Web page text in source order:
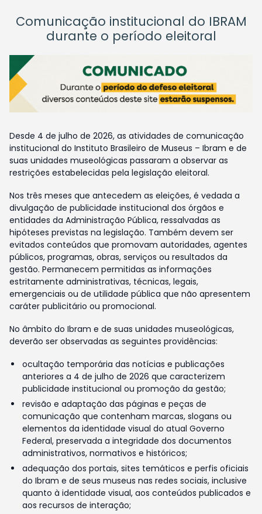
Comunicação institucional do IBRAM
durante o período eleitoral
Desde 4 de julho de 2026, as atividades de comunicação
institucional do Instituto Brasileiro de Museus – Ibram e de
suas unidades museológicas passaram a observar as
restrições estabelecidas pela legislação eleitoral.
Nos três meses que antecedem as eleições, é vedada a
divulgação de publicidade institucional dos órgãos e
entidades da Administração Pública, ressalvadas as
hipóteses previstas na legislação. Também devem ser
evitados conteúdos que promovam autoridades, agentes
públicos, programas, obras, serviços ou resultados da
gestão. Permanecem permitidas as informações
estritamente administrativas, técnicas, legais,
emergenciais ou de utilidade pública que não apresentem
caráter publicitário ou promocional.
No âmbito do Ibram e de suas unidades museológicas,
deverão ser observadas as seguintes providências:
ocultação temporária das notícias e publicações
anteriores a 4 de julho de 2026 que caracterizem
publicidade institucional ou promoção da gestão;
revisão e adaptação das páginas e peças de
comunicação que contenham marcas, slogans ou
elementos da identidade visual do atual Governo
Federal, preservada a integridade dos documentos
administrativos, normativos e históricos;
adequação dos portais, sites temáticos e perfis oficiais
do Ibram e de seus museus nas redes sociais, inclusive
quanto à identidade visual, aos conteúdos publicados e
aos recursos de interação;